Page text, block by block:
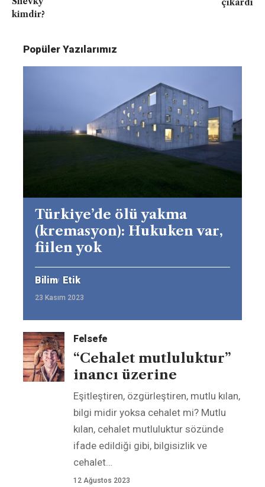
kimdir?
çıkardı
Popüler Yazılarımız
Türkiye’de ölü yakma
(kremasyon): Hukuken var,
fiilen yok
Bilim Etik
23 Kasım 2023
Felsefe
“Cehalet mutluluktur”
inancı üzerine
Eşitleştiren, özgürleştiren, mutlu kılan,
bilgi midir yoksa cehalet mi? Mutlu
kılan, cehalet mutluluktur sözünde
ifade edildiği gibi, bilgisizlik ve
cehalet
12 Ağustos 2023